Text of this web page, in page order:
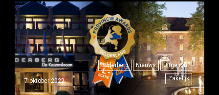
Bilderberg Nieuws
Uitgelicht
Zakelijk
7 oktober 2022